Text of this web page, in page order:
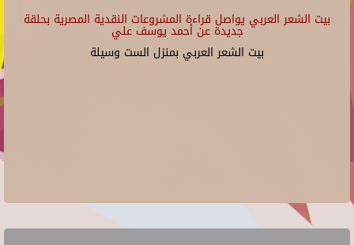
بيت الشعر العربي يواصل قراءة المشروعات النقدية المصرية بحلقة
جديدة عن أحمد يوسف علي
بيت الشعر العربي بمنزل الست وسيلة